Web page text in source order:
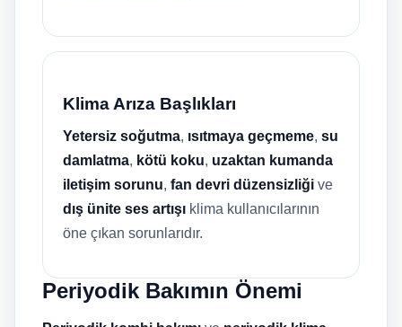
Klima Arıza Başlıkları
Yetersiz soğutma, ısıtmaya geçmeme, su
damlatma, kötü koku, uzaktan kumanda
iletişim sorunu, fan devri düzensizliği ve
dış ünite ses artışı klima kullanıcılarının
öne çıkan sorunlarıdır.
Periyodik Bakımın Önemi